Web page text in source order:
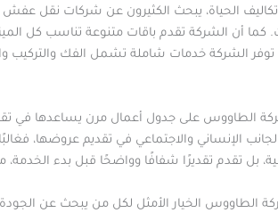
الحياة، يبحث الكثيرون عن شركات نقل
كما أن الشركة تقدم باقات متنوعة تناسب كل
الشركة خدمات شاملة تشمل الفك والتركيب
الطاووس على جدول أعمال مرن يساعدها في
الإنساني والاجتماعي في تقديم عروضها،
بل تقدم تقديرًا شفافًا وواضحًا قبل بدء
الطاووس الخيار الأمثل لكل من يبحث عن